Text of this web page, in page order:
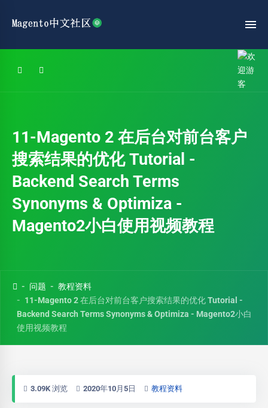
11-Magento 2 在后台对前台客户
搜索结果的优化 Tutorial -
Backend Search Terms
Synonyms & Optimiza -
Magento2小白使用视频教程
问题
教程资料
11-Magento 2 在后台对前台客户搜索结果的优化 Tutorial -
Backend Search Terms Synonyms & Optimiza - Magento2小白
使用视频教程
3.09K 浏览 2020年10月5日 教程资料